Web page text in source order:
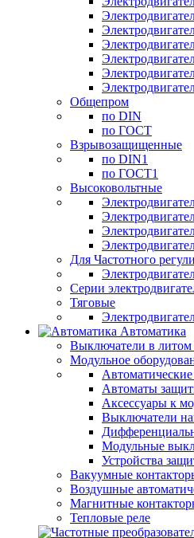
Общепром
по DIN
по ГОСТ
Взрывозащищенные
по DIN1
по ГОСТ1
Высоковольтные
Для Частотного
Серии
Тяговые
Автоматика
Выключатели в литом
Модульное
Автоматы
Аксессуары к
Выключатели
Модульные
Устройства
Вакуумные
Воздушные
Магнитные
Тепловые реле